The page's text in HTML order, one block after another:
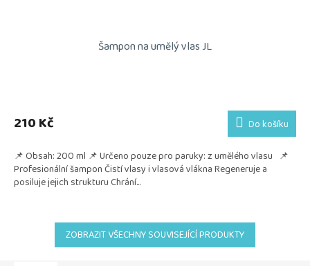
Šampon na umělý vlas JL
210 Kč Do košíku
📌 Obsah: 200 ml 📌 Určeno pouze pro paruky: z umělého vlasu 📌
Profesionální šampon Čistí vlasy i vlasová vlákna Regeneruje a
posiluje jejich strukturu Chrání...
ZOBRAZIT VŠECHNY SOUVISEJÍCÍ PRODUKTY